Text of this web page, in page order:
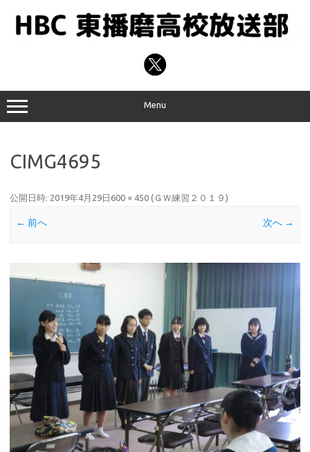
プ
Menu
CIMG4695
公開日時: 2019年4月29日 600 × 450 ( ＧＷ練習２０１９ )
← 前へ 次へ →